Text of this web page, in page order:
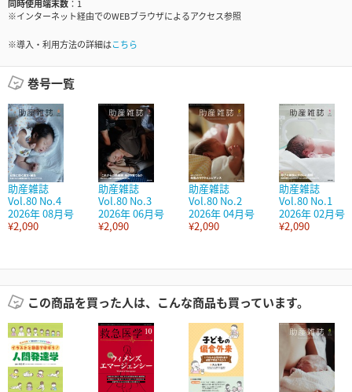
同時使用端末数
1
※インターネット経由でのWEBブラウザによるアクセス参照
※導入・利用方法の詳細はこちら
巻号一覧
助産雑誌
Vol.80 No.4
2026年 08月号
¥2,090
助産雑誌
Vol.80 No.3
2026年 06月号
¥2,090
助産雑誌
Vol.80 No.2
2026年 04月号
¥2,090
助産雑誌
Vol.80 No.1
2026年 02月号
¥2,090
この商品を買った人は、こんな商品も買っています。